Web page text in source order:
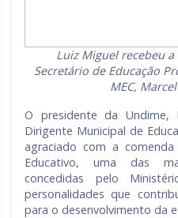
Luiz Miguel recebeu
Secretário de Educação
MEC,
O presidente da Undime,
Dirigente Municipal de
agraciado com a
Educativo, uma das
concedidas pelo
personalidades que
para o desenvolvimento da